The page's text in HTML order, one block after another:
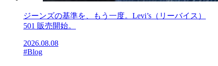
ジーンズの基準を、もう一度。Levi’s（リーバイス）
501 販売開始。
2026.08.08
#Blog